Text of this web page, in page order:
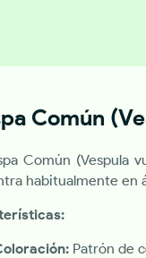
Común
Común (Vespula
habitualmente en
Patrón de